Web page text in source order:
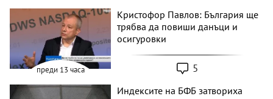
преди 13 часа
Кристофор Павлов: България ще
трябва да повиши данъци и
осигуровки
5
Индексите на БФБ затвориха